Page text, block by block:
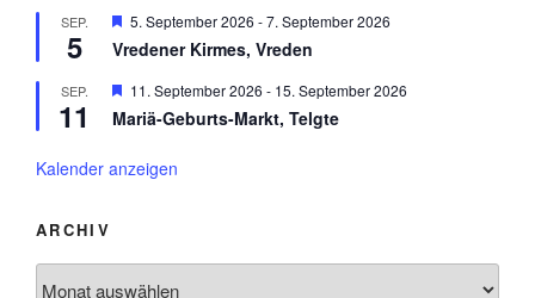
e
e
h
o
e
o
r
e
h
o
n
SEP.
5
H
r
o
r
h
5. September 2026 -7. September 2026
Vredener Kirmes, Vreden
SEP.
11
H
r
o
o
11. September 2026 - 15. September 2026
Mariä-Geburts-Markt, Telgte
Kalender anzeigen
ARCHIV